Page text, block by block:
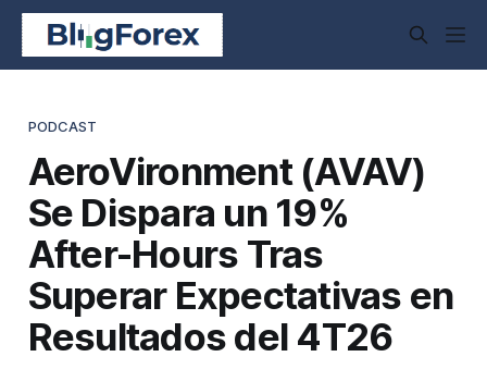
PODCAST
AeroVironment (AVAV)
Se Dispara un 19%
After-Hours Tras
Superar Expectativas en
Resultados del 4T26